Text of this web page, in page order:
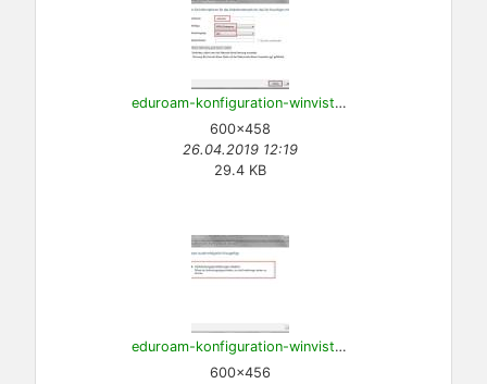
eduroam-konfiguration-winvista-3.jpg
600×458
26.04.2019 12:19
29.4 KB
eduroam-konfiguration-winvista-4.jpg
600×456